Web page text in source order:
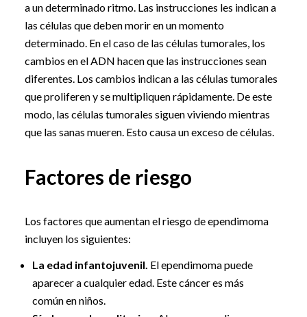
a un determinado ritmo. Las instrucciones les indican a
las células que deben morir en un momento
determinado. En el caso de las células tumorales, los
cambios en el ADN hacen que las instrucciones sean
diferentes. Los cambios indican a las células tumorales
que proliferen y se multipliquen rápidamente. De este
modo, las células tumorales siguen viviendo mientras
que las sanas mueren. Esto causa un exceso de células.
Factores de riesgo
Los factores que aumentan el riesgo de ependimoma
incluyen los siguientes:
La edad infantojuvenil. El ependimoma puede
aparecer a cualquier edad. Este cáncer es más
común en niños.